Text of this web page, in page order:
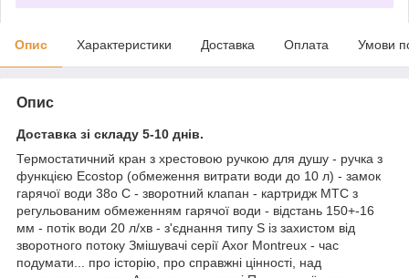
Опис Характеристики Доставка Оплата Умови
Опис
Доставка зі складу 5-10 днів.
Термостатичний кран з хрестовою ручкою для душу - ручка з
функцією Ecostop (обмеження витрати води до 10 л) - замок
гарячої води 38o C - зворотний клапан - картридж MTC з
регульованим обмеженням гарячої води - відстань 150+-16
мм - потік води 20 л/хв - з'єднання типу S із захистом від
зворотного потоку Змішувачі серії Axor Montreux - час
подумати... про історію, про справжні цінності, над